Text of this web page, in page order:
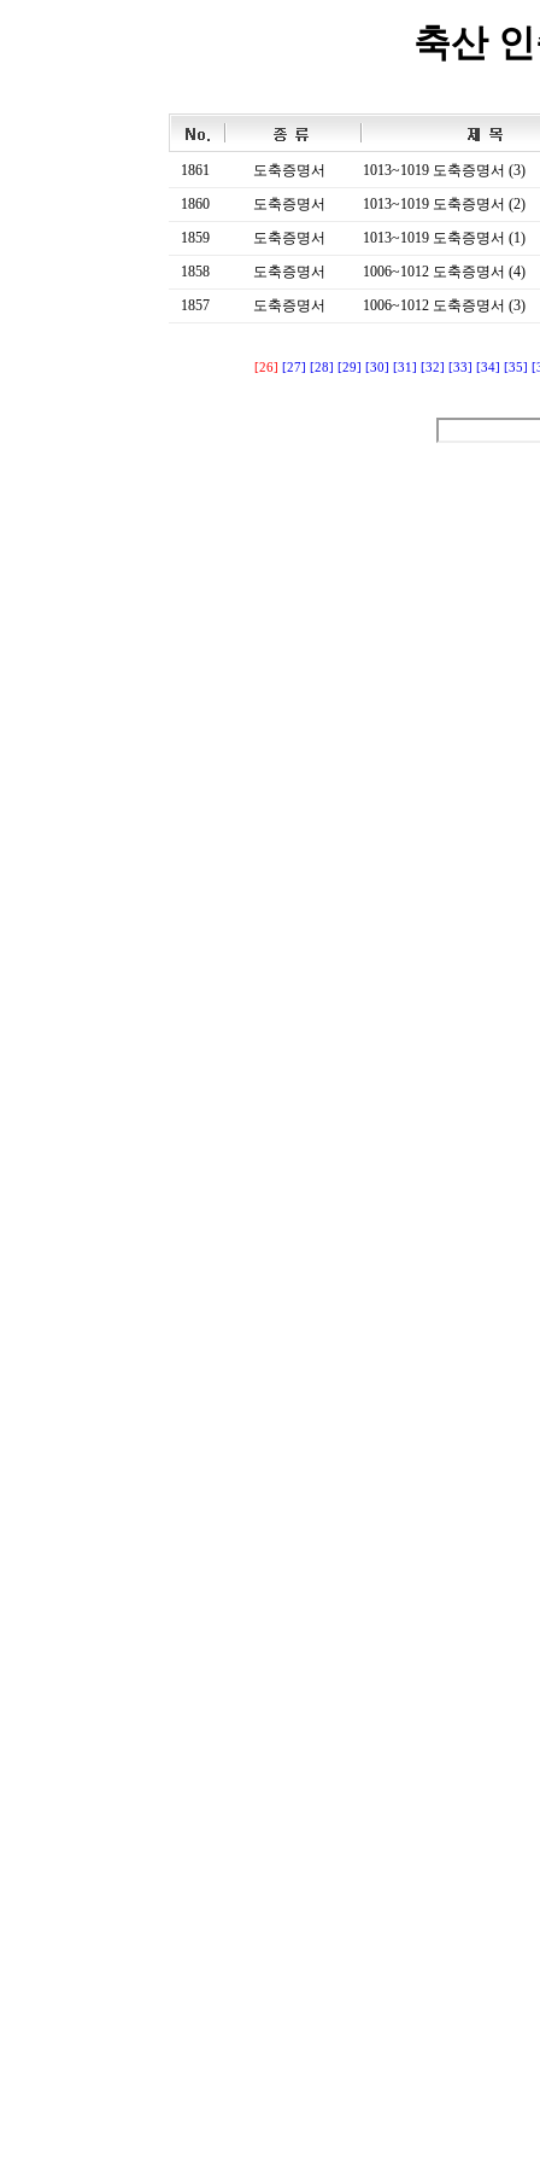
축산
1861 도축증명서
1013~1019 도축증명서 (3)
1860
도축증명서
1013~1019 도축증명서 (2)
1859
도축증명서
1013~1019 도축증명서 (1)
1858
도축증명서
1006~1012 도축증명서 (4)
1857
도축증명서 1006~1012 도축증명서 (3)
[26] [27] [28] [29] [30] [31] [32] [33] [34] [35]